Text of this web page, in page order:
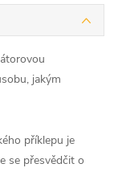
jakým
příklepu je
se přesvědčit o